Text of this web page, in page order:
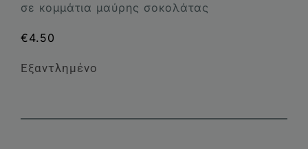
σε κομμάτια μαύρης σοκολάτας
€4.50
Εξαντλημένο